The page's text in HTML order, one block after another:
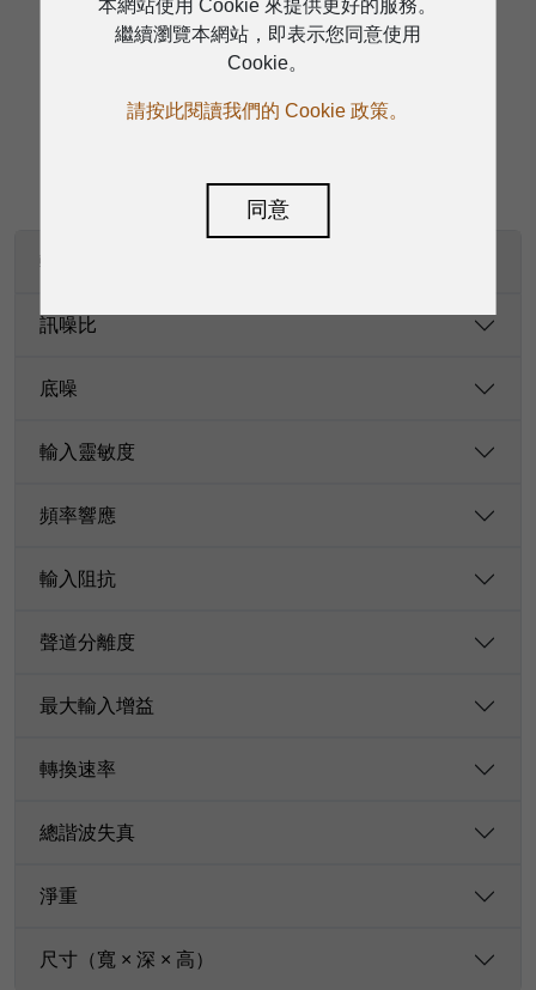
規格
輸出功率（W）
訊噪比
底噪
輸入靈敏度
頻率響應
輸入阻抗
聲道分離度
最大輸入增益
轉換速率
總諧波失真
淨重
尺寸（寬 × 深 × 高）
本網站使用 Cookie 來提供更好的服務。
繼續瀏覽本網站，即表示您同意使用
Cookie。
請按此閱讀我們的 Cookie 政策。
同意